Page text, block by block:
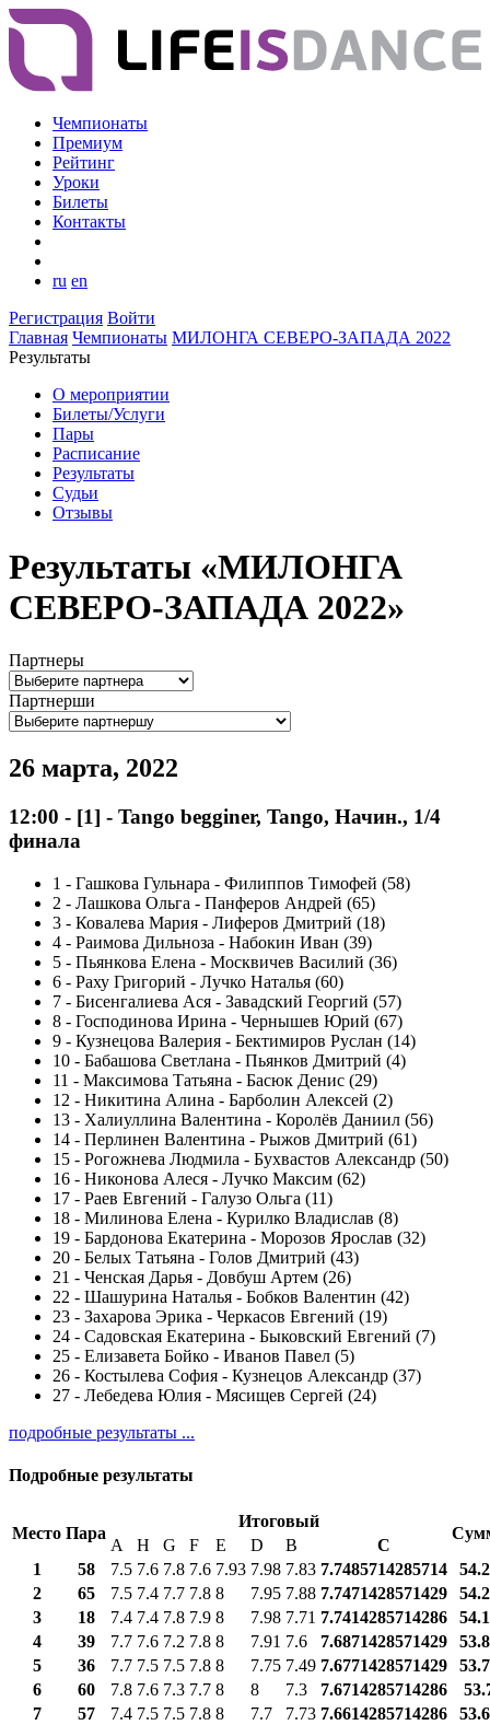
Чемпионаты
Премиум
Рейтинг
Уроки
Билеты
Контакты
ru en
Регистрация Войти
Главная Чемпионаты МИЛОНГА СЕВЕРО-ЗАПАДА 2022
Результаты
О мероприятии
Билеты/Услуги
Пары
Расписание
Результаты
Судьи
Отзывы
Результаты «МИЛОНГА
СЕВЕРО-ЗАПАДА 2022»
Партнеры
Партнерши
26 марта, 2022
12:00 - [1] - Tango begginer, Tango, Начин., 1/4
финала
1 - Гашкова Гульнара - Филиппов Тимофей (58)
2 - Лашкова Ольга - Панферов Андрей (65)
3 - Ковалева Мария - Лиферов Дмитрий (18)
4 - Раимова Дильноза - Набокин Иван (39)
5 - Пьянкова Елена - Москвичев Василий (36)
6 - Раху Григорий - Лучко Наталья (60)
7 - Бисенгалиева Ася - Завадский Георгий (57)
8 - Господинова Ирина - Чернышев Юрий (67)
9 - Кузнецова Валерия - Бектимиров Руслан (14)
10 - Бабашова Светлана - Пьянков Дмитрий (4)
11 - Максимова Татьяна - Басюк Денис (29)
12 - Никитина Алина - Барболин Алексей (2)
13 - Халиуллина Валентина - Королёв Даниил (56)
14 - Перлинен Валентина - Рыжов Дмитрий (61)
15 - Рогожнева Людмила - Бухвастов Александр (50)
16 - Никонова Алеся - Лучко Максим (62)
17 - Раев Евгений - Галузо Ольга (11)
18 - Милинова Елена - Курилко Владислав (8)
19 - Бардонова Екатерина - Морозов Ярослав (32)
20 - Белых Татьяна - Голов Дмитрий (43)
21 - Ченская Дарья - Довбуш Артем (26)
22 - Шашурина Наталья - Бобков Валентин (42)
23 - Захарова Эрика - Черкасов Евгений (19)
24 - Садовская Екатерина - Быковский Евгений (7)
25 - Елизавета Бойко - Иванов Павел (5)
26 - Костылева София - Кузнецов Александр (37)
27 - Лебедева Юлия - Мясищев Сергей (24)
подробные результаты ...
Подробные результаты
Место Пара
Итоговый
A H G F E D B
С
1
58 7.5 7.6 7.8 7.6 7.93 7.98 7.83 7.7485714285714
2
65 7.5 7.4 7.7 7.8 8 7.95 7.88 7.7471428571429
3
18 7.4 7.4 7.8 7.9 8 7.98 7.71 7.7414285714286
4
39 7.7 7.6 7.2 7.8 8 7.91 7.6 7.6871428571429
5
36 7.7 7.5 7.5 7.8 8 7.75 7.49 7.6771428571429
6
60 7.8 7.6 7.3 7.7 8 8 7.3 7.6714285714286
7
57 7.4 7.5 7.5 7.8 8 7.7 7.73 7.6614285714286